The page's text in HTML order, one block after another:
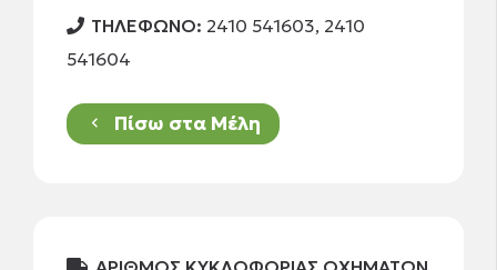
ΤΗΛΕΦΩΝΟ: 2410 541603, 2410
541604
keyboard_arrow_left Πίσω στα Μέλη